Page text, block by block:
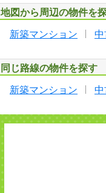
地図から周辺の物件を
新築マンション 中
同じ路線の物件を探す
新築マンション 中